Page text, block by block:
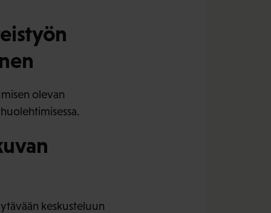
olevan
keskusteluun